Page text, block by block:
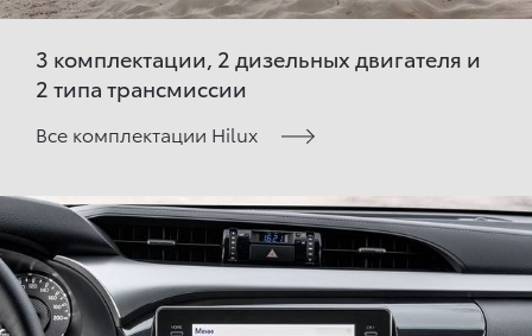
3 комплектации, 2 дизельных двигателя и
2 типа трансмиссии
Все комплектации Hilux